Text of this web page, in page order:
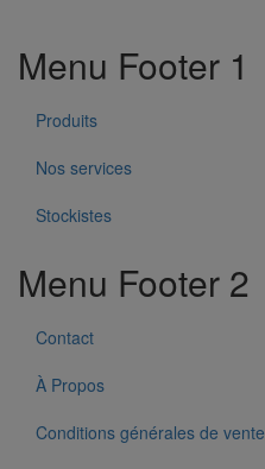
Menu Footer 1
Produits
Nos services
Stockistes
Menu Footer 2
Contact
À Propos
Conditions générales de vente